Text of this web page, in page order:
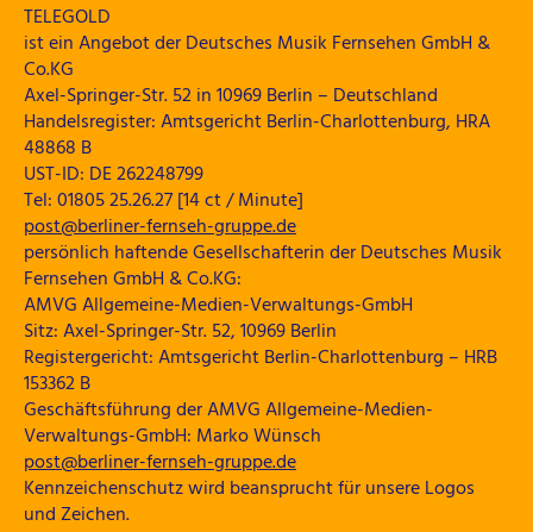
TELEGOLD
ist ein Angebot der Deutsches Musik Fernsehen GmbH &
Co.KG
Axel-Springer-Str. 52 in 10969 Berlin – Deutschland
Handelsregister: Amtsgericht Berlin-Charlottenburg, HRA
48868 B
UST-ID: DE 262248799
Tel: 01805 25.26.27 [14 ct / Minute]
post@berliner-fernseh-gruppe.de
persönlich haftende Gesellschafterin der Deutsches Musik
Fernsehen GmbH & Co.KG:
AMVG Allgemeine-Medien-Verwaltungs-GmbH
Sitz: Axel-Springer-Str. 52, 10969 Berlin
Registergericht: Amtsgericht Berlin-Charlottenburg – HRB
153362 B
Geschäftsführung der AMVG Allgemeine-Medien-
Verwaltungs-GmbH: Marko Wünsch
post@berliner-fernseh-gruppe.de
Kennzeichenschutz wird beansprucht für unsere Logos
und Zeichen.